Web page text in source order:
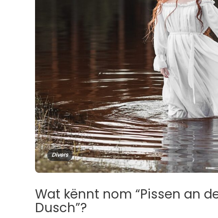
Divers
Wat kënnt nom “Pissen an
Dusch”?